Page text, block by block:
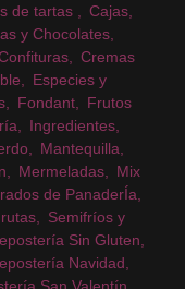
de tartas
Cajas
y Chocolates
Cremas
Especies y
Fondant
Frutos
Ingredientes
Mantequilla
Mermeladas
Mix
de PanaderÍa
Semifríos y
Sin Gluten
Navidad